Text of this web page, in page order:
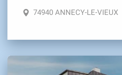
74940 ANNECY-LE-VIEUX